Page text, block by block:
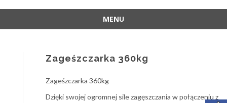
MENU
Zageśzczarka 360kg
Zageśzczarka 360kg
Dzięki swojej ogromnej sile zagęszczania w połączeniu z